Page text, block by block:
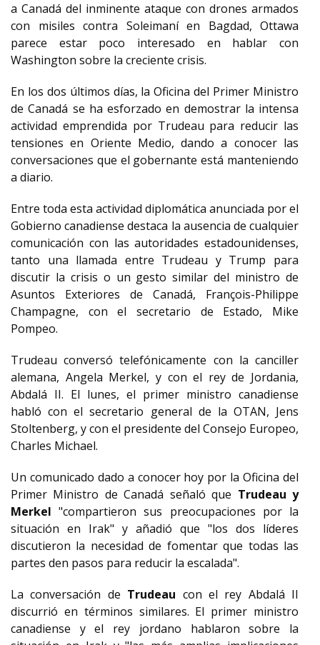
a Canadá del inminente ataque con drones armados
con misiles contra Soleimaní en Bagdad, Ottawa
parece estar poco interesado en hablar con
Washington sobre la creciente crisis.
En los dos últimos días, la Oficina del Primer Ministro
de Canadá se ha esforzado en demostrar la intensa
actividad emprendida por Trudeau para reducir las
tensiones en Oriente Medio, dando a conocer las
conversaciones que el gobernante está manteniendo
a diario.
Entre toda esta actividad diplomática anunciada por el
Gobierno canadiense destaca la ausencia de cualquier
comunicación con las autoridades estadounidenses,
tanto una llamada entre Trudeau y Trump para
discutir la crisis o un gesto similar del ministro de
Asuntos Exteriores de Canadá, François-Philippe
Champagne, con el secretario de Estado, Mike
Pompeo.
Trudeau conversó telefónicamente con la canciller
alemana, Angela Merkel, y con el rey de Jordania,
Abdalá II. El lunes, el primer ministro canadiense
habló con el secretario general de la OTAN, Jens
Stoltenberg, y con el presidente del Consejo Europeo,
Charles Michael.
Un comunicado dado a conocer hoy por la Oficina del
Primer Ministro de Canadá señaló que Trudeau y
Merkel "compartieron sus preocupaciones por la
situación en Irak" y añadió que "los dos líderes
discutieron la necesidad de fomentar que todas las
partes den pasos para reducir la escalada".
La conversación de Trudeau con el rey Abdalá II
discurrió en términos similares. El primer ministro
canadiense y el rey jordano hablaron sobre la